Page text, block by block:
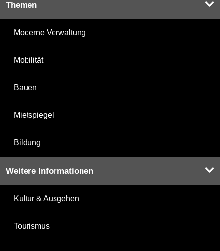
Themen
Moderne Verwaltung
Mobilität
Bauen
Mietspiegel
Bildung
Weitere Informationen
Kultur & Ausgehen
Tourismus